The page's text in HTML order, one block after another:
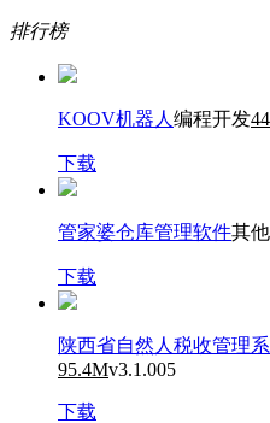
排行榜
KOOV机器人 编程开发
下载
管家婆仓库管理软件其
下载
陕西省自然人税收管理
95.4Mv3.1.005
下载